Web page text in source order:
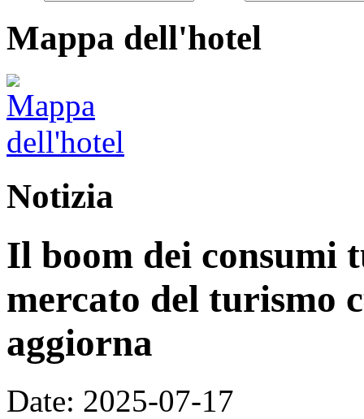
Mappa dell'hotel
Notizia
Il boom dei consumi
mercato del turismo
aggiorna
Date: 2025-07-17